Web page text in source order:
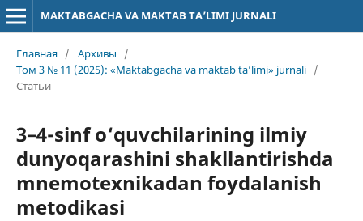
MAKTABGACHA VA MAKTAB TA’LIMI JURNALI
Главная / Архивы
/
Том 3 № 11 (2025): «Maktabgacha va maktab ta’limi» jurnali /
Статьи
3–4-sinf o‘quvchilarining ilmiy
dunyoqarashini shakllantirishda
mnemotexnikadan foydalanish
metodikasi